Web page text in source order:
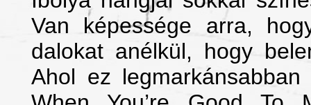
Van képessége arra,
dalokat anélkül, hogy
Ahol ez